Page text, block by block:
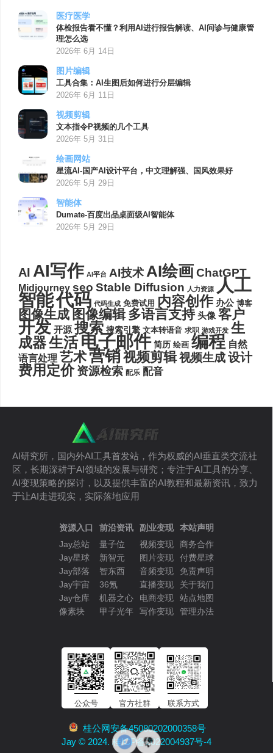
医疗医学
体检报告看不懂？利用AI进行报告解读、AI问诊与健康管
理怎么选
2026年 6月 14日
图片编辑
工具合集：AI生图后如何进行分层编辑
2026年 6月 11日
视频剪辑
文本指令P视频的几个工具
2026年 5月 31日
绘画网站
星流AI-国产AI设计平台，中文理解强、国风效果好
2026年 5月 29日
智能体
Dumate-百度出品桌面级AI智能体
2026年 5月 29日
AI AI写作 AI平台 AI技术AI绘画ChatGPT
Midjourney seo Stable Diffusion 人力资源 人工
智能代码 代码生成 免费试用 内容创作 办公 博客
图像生成 图像编辑 多语言支持 头像 客户
开发 开源 搜索 搜索引擎 文本转语音 求职 游戏开发 生
成器生活电子邮件 简历 绘画 编程 自然
语言处理 艺术营销视频剪辑视频生成设计
费用定价 资源检索 配乐 配音
AI研究所，国内外AI工具首发站，作为权威的AI垂直类交流社
区，长期深耕于AI领域的发展与研究；专注于AI工具的分享、
AI变现策略的探讨，以及提供丰富的AI教程和最新资讯，致力
于让AI走进现实，实际落地应用
资源入口
Jay总站
Jay星球
Jay部落
Jay宇宙
Jay仓库
像素块
前沿资讯
量子位
新智元
智东西
36氪
机器之心
甲子光年
副业变现
视频变现
图片变现
音频变现
直播变现
电商变现
写作变现
本站声明
商务合作
付费星球
免责声明
关于我们
站点地图
管理办法
公众号 官方社群 联系方式
桂公网安备45080202000358号
Jay © 2024. 桂ICP备2022004937号-4